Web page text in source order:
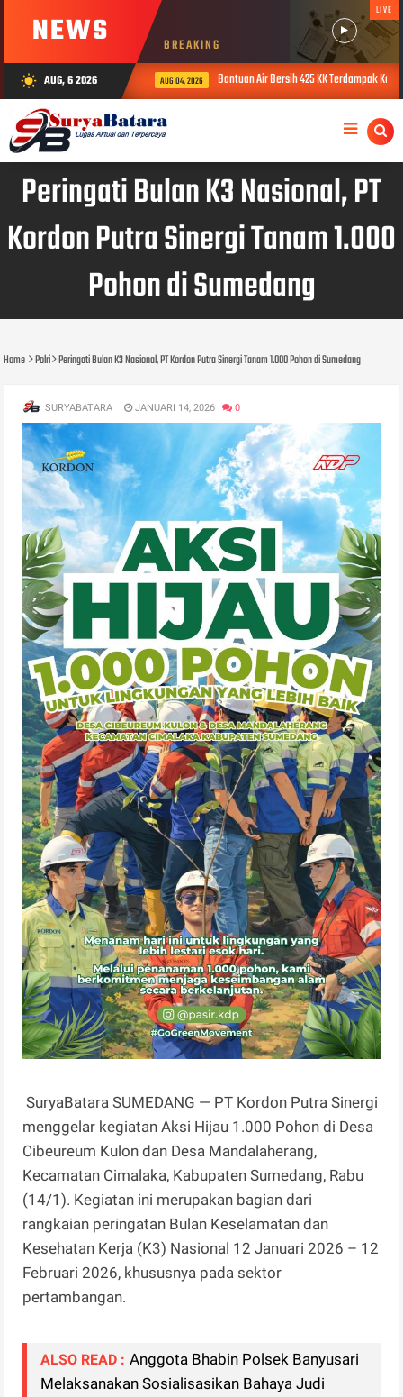
NEWS BREAKING
LIVE
wb_sunny AUG, 6 2026 AUG 04, 2026 Bantuan Air Bersih 425 KK Terdampak
Peringati Bulan K3 Nasional, PT
Kordon Putra Sinergi Tanam 1.000
Pohon di Sumedang
Home Polri Peringati Bulan K3 Nasional, PT Kordon Putra Sinergi Tanam 1.000 Pohon di Sumedang
SURYABATARA JANUARI 14, 2026 0
SuryaBatara SUMEDANG — PT Kordon Putra Sinergi
menggelar kegiatan Aksi Hijau 1.000 Pohon di Desa
Cibeureum Kulon dan Desa Mandalaherang,
Kecamatan Cimalaka, Kabupaten Sumedang, Rabu
(14/1). Kegiatan ini merupakan bagian dari
rangkaian peringatan Bulan Keselamatan dan
Kesehatan Kerja (K3) Nasional 12 Januari 2026 – 12
Februari 2026, khususnya pada sektor
pertambangan.
ALSO READ : Anggota Bhabin Polsek Banyusari
Melaksanakan Sosialisasikan Bahaya Judi